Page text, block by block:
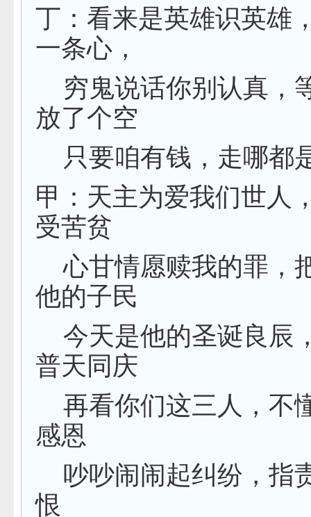
丁：看来是英雄识英雄
一条心，
穷鬼说话你别认真，
放了个空
只要咱有钱，走哪都
甲：天主为爱我们世人
受苦贫
心甘情愿赎我的罪，
他的子民
今天是他的圣诞良辰
普天同庆
再看你们这三人，不
感恩
吵吵闹闹起纠纷，指
恨